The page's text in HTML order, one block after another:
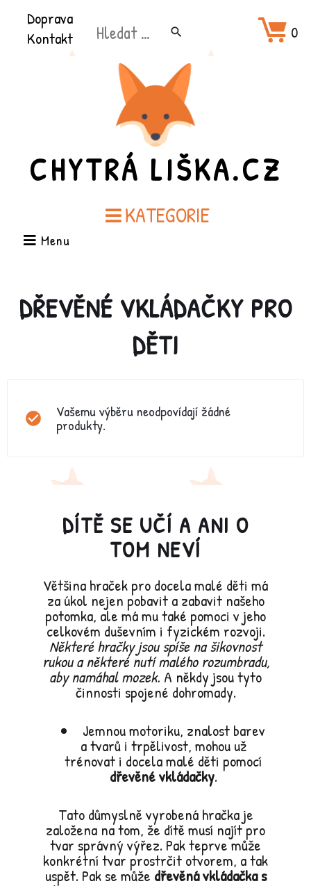
Doprava
Kontakt
0
Hledat: search
CHYTRÁ LIŠKA.CZ
KATEGORIE
Menu
DŘEVĚNÉ VKLÁDAČKY PRO
DĚTI
Vašemu výběru neodpovídají žádné
produkty.
DÍTĚ SE UČÍ A ANI O
TOM NEVÍ
Většina hraček pro docela malé děti má
za úkol nejen pobavit a zabavit našeho
potomka, ale má mu také pomoci v jeho
celkovém duševním i fyzickém rozvoji.
Některé hračky jsou spíše na šikovnost
rukou a některé nutí malého rozumbradu,
aby namáhal mozek. A někdy jsou tyto
činnosti spojené dohromady.
Jemnou motoriku, znalost barev
a tvarů i trpělivost, mohou už
trénovat i docela malé děti pomocí
dřevěné vkládačky.
Tato důmyslně vyrobená hračka je
založena na tom, že dítě musí najít pro
tvar správný výřez. Pak teprve může
konkrétní tvar prostrčit otvorem, a tak
uspět. Pak se může dřevěná vkládačka s